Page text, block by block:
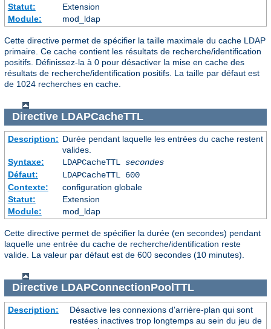
Statut:
Extension
Module:
mod_ldap
Cette directive permet de spécifier la taille maximale du cache LDAP
primaire. Ce cache contient les résultats de recherche/identification
positifs. Définissez-la à 0 pour désactiver la mise en cache des
résultats de recherche/identification positifs. La taille par défaut est
de 1024 recherches en cache.
Directive LDAPCacheTTL
Description: Durée pendant laquelle les entrées du cache restent
valides.
Syntaxe:
LDAPCacheTTL secondes
Défaut:
LDAPCacheTTL 600
Contexte:
configuration globale
Statut:
Extension
Module:
mod_ldap
Cette directive permet de spécifier la durée (en secondes) pendant
laquelle une entrée du cache de recherche/identification reste
valide. La valeur par défaut est de 600 secondes (10 minutes).
Directive LDAPConnectionPoolTTL
Description:
Désactive les connexions d'arrière-plan qui sont
restées inactives trop longtemps au sein du jeu de